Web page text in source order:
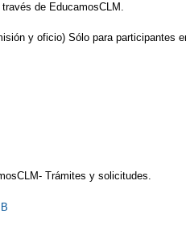
de EducamosCLM.
y oficio) Sólo para participantes
Trámites y solicitudes.